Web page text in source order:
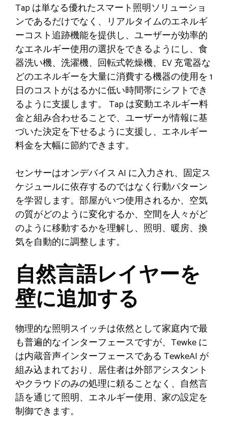
Tap は単なる優れたスマート照明ソリューショ
ンであるだけでなく、リアルタイムのエネルギ
ーコスト追跡機能を提供し、ユーザーが効率的
なエネルギー使用の選択をできるようにし、食
器洗い機、洗濯機、回転式乾燥機、EV 充電器な
どのエネルギーを大量に消費する機器の使用を 1
日のコストがはるかに低い時間帯にシフトでき
るように支援します。 Tap は変動エネルギー料
金と組み合わせることで、ユーザーが情報に基
づいた決定を下せるように支援し、エネルギー
料金を大幅に節約できます。
センサーはオンデバイス AI に入力され、固定ス
ケジュールに依存するのではなく行動パターン
を学習します。部屋がいつ使用されるか、空気
の質がどのように変化するか、空間を人々がど
のように移動するかを理解し、照明、暖房、換
気を自動的に調整します。
自然言語レイヤーを
壁に追加する
物理的な照明スイッチは依然として家庭内で最
も普遍的なインターフェースですが、Tewke に
は内蔵音声インターフェースである TewkeAI が
組み込まれており、居住者は外部アシスタント
やクラウドのみの処理に頼ることなく、自然言
語を通じて照明、エネルギー使用、家の設定を
制御できます。